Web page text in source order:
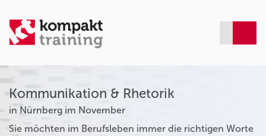
Kommunikation & Rhetorik
in Nürnberg im November
Sie möchten im Berufsleben immer die richtigen Worte